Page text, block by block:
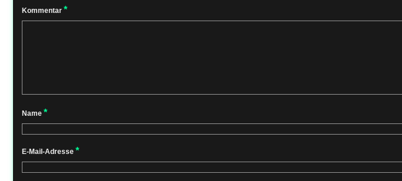
Kommentar *
Name *
E-Mail-Adresse *